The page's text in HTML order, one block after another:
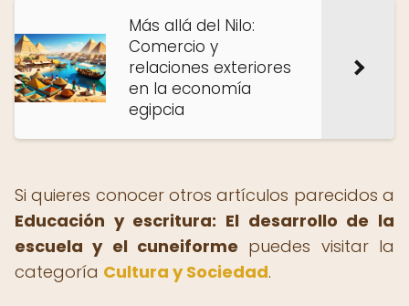
Más allá del Nilo:
Comercio y
relaciones exteriores
en la economía
egipcia
Si quieres conocer otros artículos parecidos a
Educación y escritura: El desarrollo de la
escuela y el cuneiforme puedes visitar la
categoría Cultura y Sociedad.